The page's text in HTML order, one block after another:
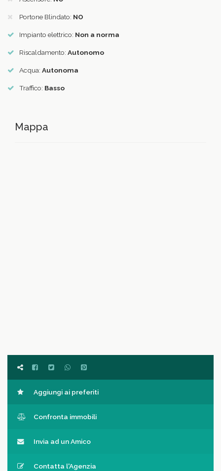
Portone Blindato: NO
Impianto elettrico: Non a norma
Riscaldamento: Autonomo
Acqua: Autonoma
Traffico: Basso
Mappa
Aggiungi ai preferiti
Confronta immobili
Invia ad un Amico
Contatta l'Agenzia